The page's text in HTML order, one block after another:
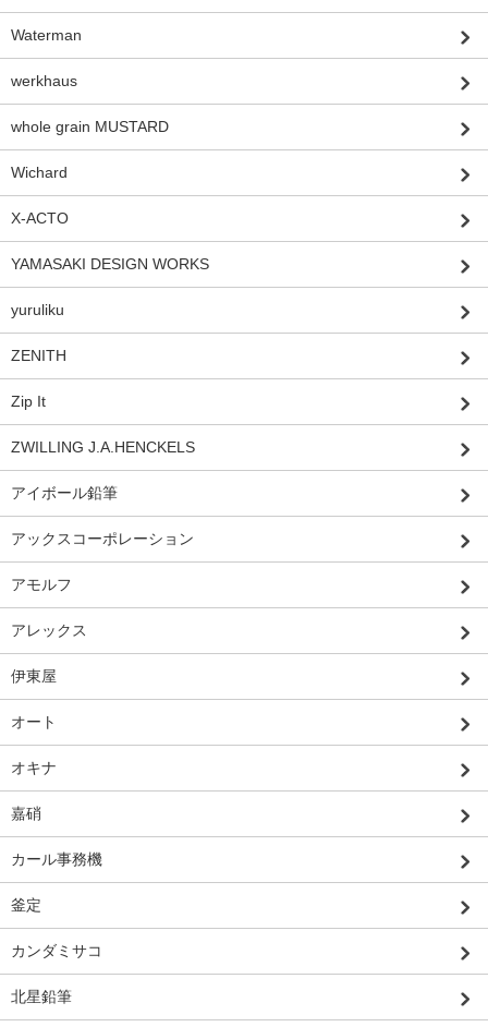
Waterman
werkhaus
whole grain MUSTARD
Wichard
X-ACTO
YAMASAKI DESIGN WORKS
yuruliku
ZENITH
Zip It
ZWILLING J.A.HENCKELS
アイボール鉛筆
アックスコーポレーション
アモルフ
アレックス
伊東屋
オート
オキナ
嘉硝
カール事務機
釜定
カンダミサコ
北星鉛筆